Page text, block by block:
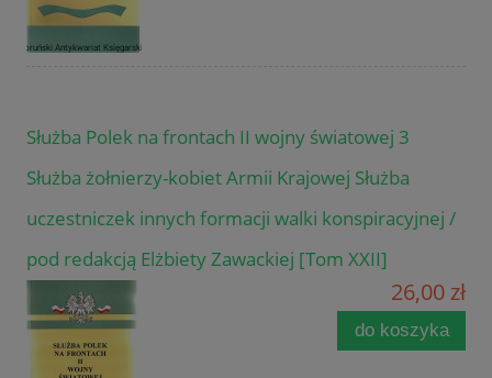
Służba Polek na frontach II wojny światowej 3
Służba żołnierzy-kobiet Armii Krajowej Służba
uczestniczek innych formacji walki konspiracyjnej /
pod redakcją Elżbiety Zawackiej [Tom XXII]
26,00 zł
do koszyka